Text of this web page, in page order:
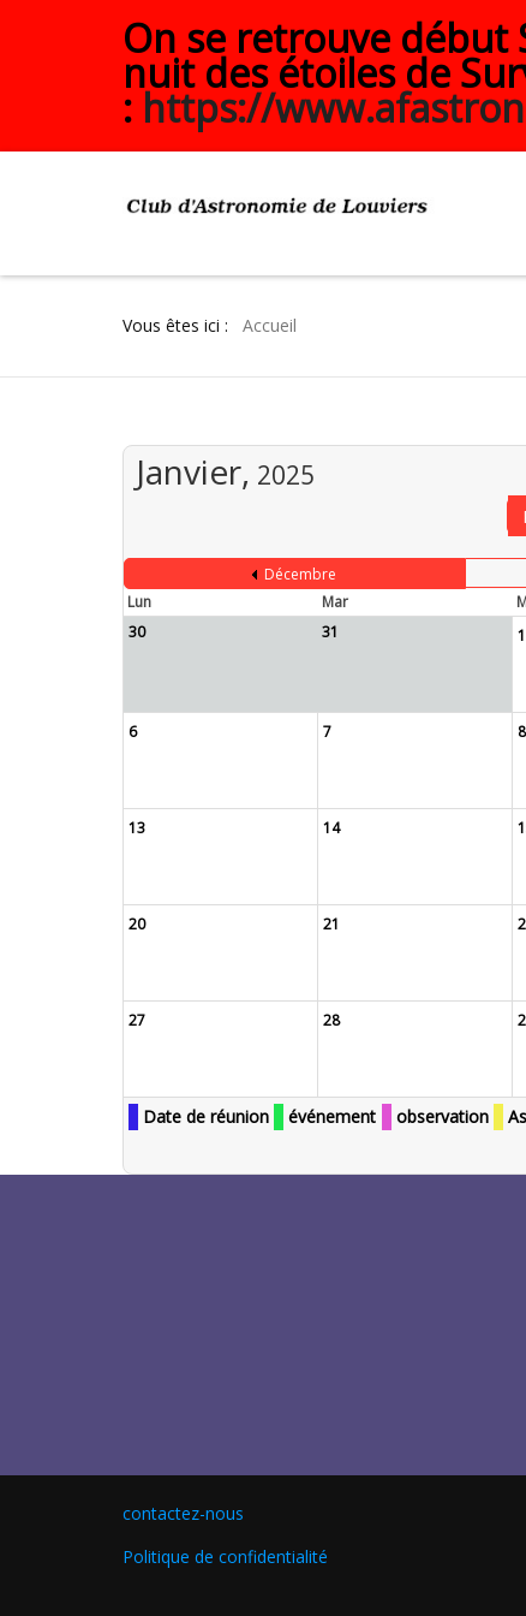
On se retrouve début
nuit des étoiles de
: https://
Vous êtes ici : Accueil
Janvier, 2025
Décembre
Lun
Mar
30
31 1
6 7 8
13 14
20 21
27 28
Date de réunion événement observation
contactez-nous
Politique de confidentialité